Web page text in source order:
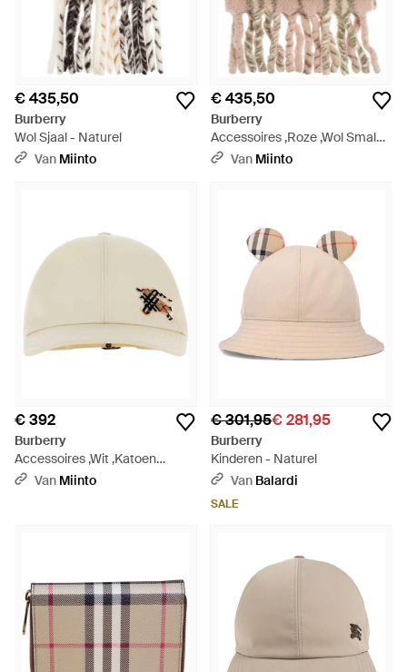
€ 435,50
Burberry
Wol Sjaal - Naturel
Van Miinto
€ 435,50
Burberry
Accessoires ,Roze ,Wol Smal
Leren Sjaal Van Alpacawolmix -
Van Miinto
€ 392
Burberry
Accessoires ,Wit ,Katoen
Katoenen Baseballpet - Naturel
Van Miinto
€ 301,95€ 281,95
Burberry
Kinderen - Naturel
Van Balardi
SALE